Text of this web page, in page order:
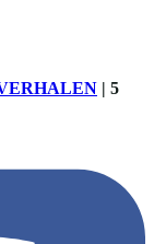
| 5